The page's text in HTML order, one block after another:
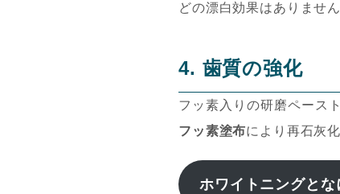
どの漂白効果はありませ
4. 歯質の強化
フッ素入りの研磨ペース
フッ素塗布により再石灰
ホワイトニングとな